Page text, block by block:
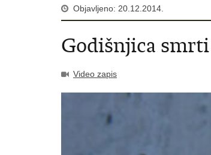
Objavljeno: 20.12.2014.
Godišnjica smrti
Video zapis